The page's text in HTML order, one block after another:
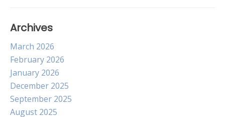
Archives
March 2026
February 2026
January 2026
December 2025
September 2025
August 2025